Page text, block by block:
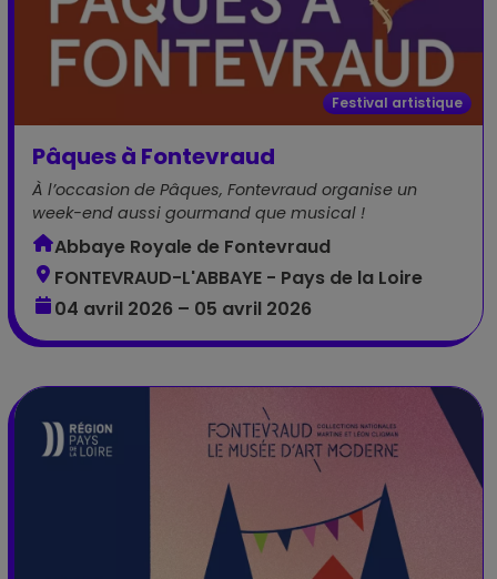
Festival artistique
Pâques à Fontevraud
À l’occasion de Pâques, Fontevraud organise un
week-end aussi gourmand que musical !
Abbaye Royale de Fontevraud
FONTEVRAUD-L'ABBAYE - Pays de la Loire
04 avril 2026 – 05 avril 2026